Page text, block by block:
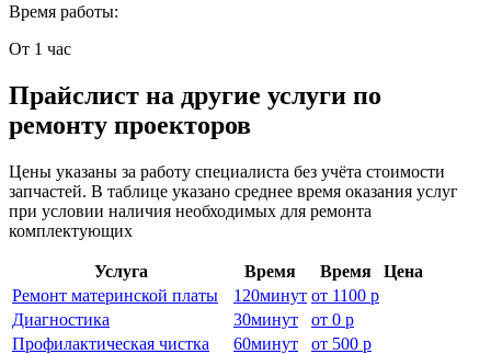
Время работы:
От 1 час
Прайслист на другие услуги по
ремонту проекторов
Цены указаны за работу специалиста без учёта стоимости
запчастей. В таблице указано среднее время оказания услуг
при условии наличия необходимых для ремонта
комплектующих
Услуга Время Время
Цена
Ремонт материнской платы
120минут от 1100 р
Диагностика
30минут от 0 р
Профилактическая чистка
60минут от 500 р